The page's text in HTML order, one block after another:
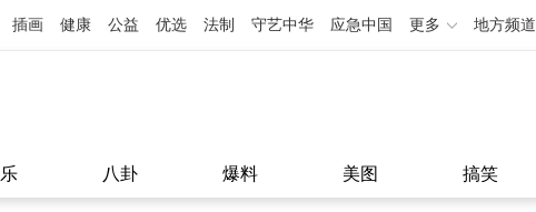
插画 健康 公益 优选 法制 守艺中华 应急中国 更多 地方频道
八卦 爆料 美图 搞笑